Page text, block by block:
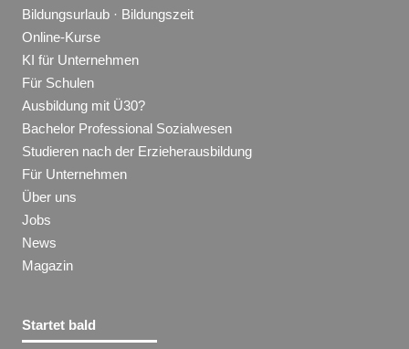
Bildungsurlaub · Bildungszeit
Online-Kurse
KI für Unternehmen
Für Schulen
Ausbildung mit Ü30?
Bachelor Professional Sozialwesen
Studieren nach der Erzieherausbildung
Für Unternehmen
Über uns
Jobs
News
Magazin
Startet bald